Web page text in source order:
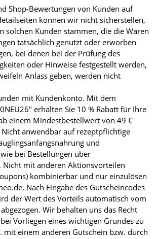
Shop-Bewertungen von Kunden auf
können wir nicht sicherstellen,
solchen Kunden stammen, die die Waren
tatsächlich genutzt oder erworben
bei denen bei der Prüfung des
oder Hinweise festgestellt werden,
Anlass geben, werden nicht
mit Kundenkonto. Mit dem
erhalten Sie 10 % Rabatt für Ihre
einem Mindestbestellwert von 49 €
anwendbar auf rezeptpflichtige
und
bei Bestellungen über
Nicht mit anderen Aktionsvorteilen
kombinierbar und nur einzulösen
Nach Eingabe des Gutscheincodes
der Wert des Vorteils automatisch vom
Wir behalten uns das Recht
Vorliegen eines wichtigen Grundes zu
mit einem anderen Gutschein bzw. durch